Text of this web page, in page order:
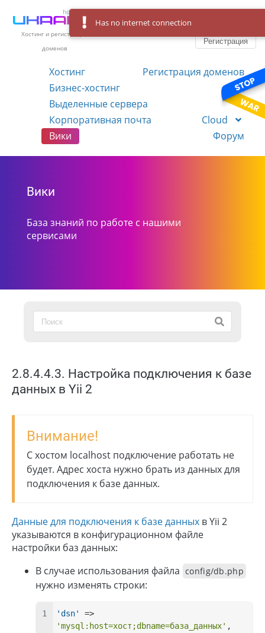
Хостинг и регистрация
доменов
Регистрация
Хостинг
Регистрация доменов
Бизнес-хостинг
VPS
Выделенные сервера
Корпоративная почта
Cloud
Вики
Форум
Вики
База знаний по работе с нашими
сервисами
2.8.4.4.3. Настройка подключения к базе
данных в Yii 2
Внимание!
С хостом localhost подключение работать не
будет. Адрес хоста нужно брать из данных для
подключения к базе данных.
Данные для подключения к базе данных в Yii 2
указываются в конфигурационном файле
настройки баз данных:
В случае использования файла config/db.php
нужно изменять строки:
'dsn'
'mysql:host=хост;dbname=база_данных' ,
Has no internet connection